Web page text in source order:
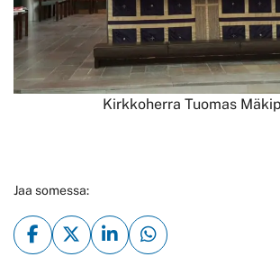
Kirkkoherra Tuomas
Jaa somessa: